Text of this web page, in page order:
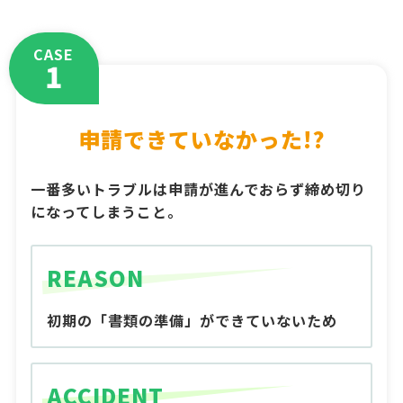
CASE
1
申請できていなかった!?
一番多いトラブルは申請が進んでおらず締め切り
になってしまうこと。
REASON
初期の「書類の準備」ができていないため
ACCIDENT